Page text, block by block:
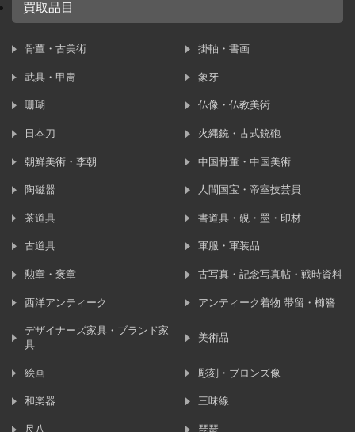
買取品目
骨董・古美術 掛軸・書画
武具・甲冑 象牙
珊瑚 仏像・仏教美術
日本刀 火縄銃・古式銃砲
朝鮮美術・李朝 中国骨董・中国美術
陶磁器 人間国宝・帝室技芸員
茶道具 書道具・硯・墨・印材
古道具 軍服・軍装品
勲章・褒章 古写真・記念写真帖・戦時資料
西洋アンティーク アンティーク着物 帯留・櫛簪
デザイナーズ家具・ブランド家
具
美術品
絵画 彫刻・ブロンズ像
和楽器 三味線
尺八 琵琶